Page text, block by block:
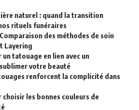
naturel : quand la transition
rituels funéraires
des méthodes de soin
Layering
tatouage en lien avec un
votre beauté
renforcent la complicité dans
choisir les bonnes couleurs de